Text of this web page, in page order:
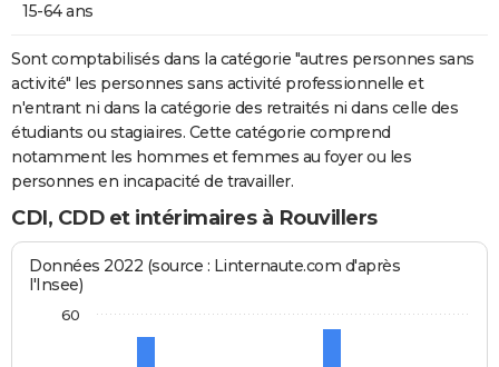
15-64 ans
Sont comptabilisés dans la catégorie "autres personnes sans
activité" les personnes sans activité professionnelle et
n'entrant ni dans la catégorie des retraités ni dans celle des
étudiants ou stagiaires. Cette catégorie comprend
notamment les hommes et femmes au foyer ou les
personnes en incapacité de travailler.
CDI, CDD et intérimaires à Rouvillers
Données 2022 (source : Linternaute.com d'après
l'Insee)
60